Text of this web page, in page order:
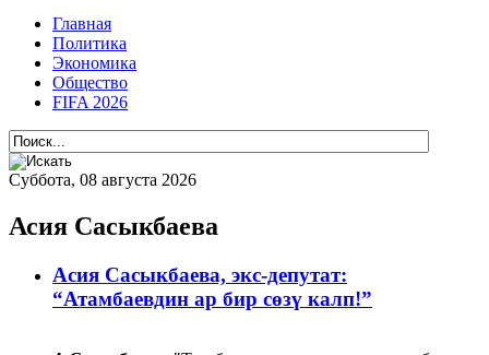
Главная
Политика
Экономика
Общество
FIFA 2026
Суббота, 08 августа 2026
Асия Сасыкбаева
Асия Сасыкбаева, экс-депутат:
“Атамбаевдин ар бир сөзү калп!”